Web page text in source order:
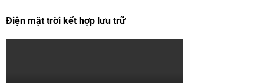
Điện mặt trời kết hợp lưu trữ